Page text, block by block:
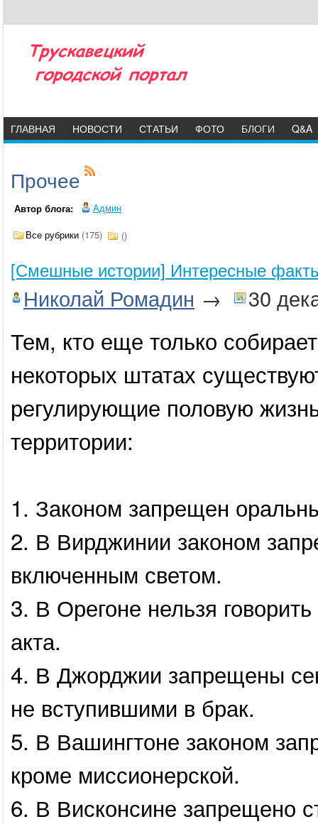
ГЛАВНАЯ НОВОСТИ СТАТЬИ ФОТО БЛОГИ Q&A
Прочее
Автор блога:
Админ
Все рубрики (175) ()
[Смешные истории] Интересные
Николай Ромадин → 30
Тем, кто еще только
некоторых штатах
регулирующие половую
территории:
1. Законом запрещен
2. В Вирджинии законом
включенным светом.
3. В Орегоне нельзя
акта.
4. В Джорджии запрещены
не вступившими в брак.
5. В Вашингтоне законом
кроме миссионерской.
6. В Висконсине запрещено